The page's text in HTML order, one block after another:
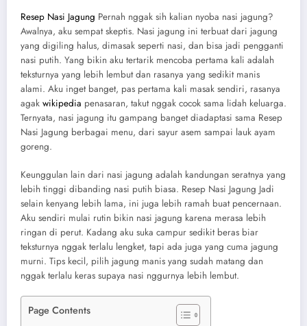
Resep Nasi Jagung Pernah nggak sih kalian nyoba nasi jagung?
Awalnya, aku sempat skeptis. Nasi jagung ini terbuat dari jagung
yang digiling halus, dimasak seperti nasi, dan bisa jadi pengganti
nasi putih. Yang bikin aku tertarik mencoba pertama kali adalah
teksturnya yang lebih lembut dan rasanya yang sedikit manis
alami. Aku inget banget, pas pertama kali masak sendiri, rasanya
agak wikipedia penasaran, takut nggak cocok sama lidah keluarga.
Ternyata, nasi jagung itu gampang banget diadaptasi sama Resep
Nasi Jagung berbagai menu, dari sayur asem sampai lauk ayam
goreng.
Keunggulan lain dari nasi jagung adalah kandungan seratnya yang
lebih tinggi dibanding nasi putih biasa. Resep Nasi Jagung Jadi
selain kenyang lebih lama, ini juga lebih ramah buat pencernaan.
Aku sendiri mulai rutin bikin nasi jagung karena merasa lebih
ringan di perut. Kadang aku suka campur sedikit beras biar
teksturnya nggak terlalu lengket, tapi ada juga yang cuma jagung
murni. Tips kecil, pilih jagung manis yang sudah matang dan
nggak terlalu keras supaya nasi nggurnya lebih lembut.
Page Contents